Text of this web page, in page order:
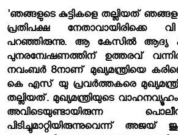
'ഞങ്ങളുടെ കുട്ടികളെ തല്ലിയത്
പ്രതിപക്ഷ
പറഞ്ഞിരുന്നു. ആ കേസില്‍ ആദ്യ
പുനരന്വേഷണത്തിന് ഉത്തരവ്
നവംബര്‍ 8നാണ് മുഖ്യമന്ത്രിയെ
കെ എസ് യു പ്രവര്‍ത്തകരെ
തല്ലിയത്. മുഖ്യമന്ത്രിയുടെ
അവിടെയുണ്ടായിരുന്ന
പിടിച്ചുമാറ്റിയിരുന്നുവെന്ന്